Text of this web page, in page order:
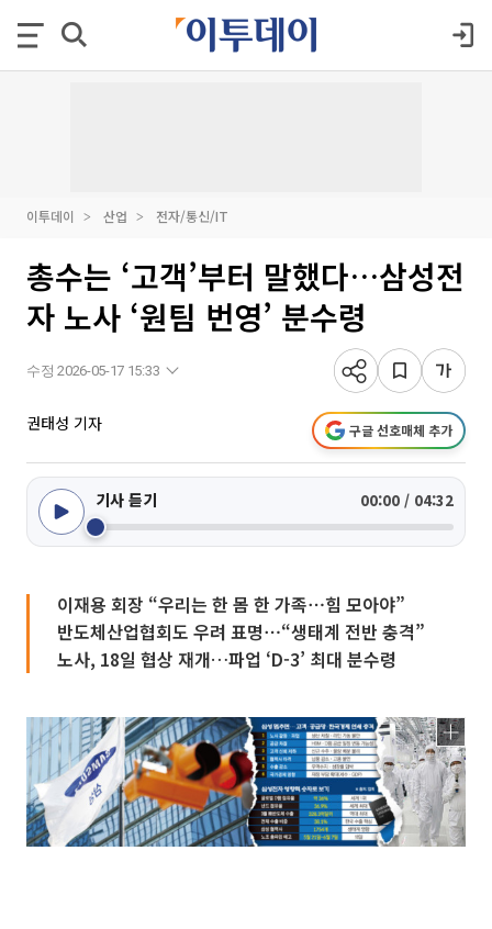
이투데이 산업 전자/통신/IT
총수는 ‘고객’부터 말했다…삼성전
자 노사 ‘원팀 번영’ 분수령
수정 2026-05-17 15:33
권태성 기자 구글 선호매체 추가
기사 듣기 00:00 / 04:32
이재용 회장 “우리는 한 몸 한 가족⋯힘 모아야”
반도체산업협회도 우려 표명⋯“생태계 전반 충격”
노사, 18일 협상 재개…파업 ‘D-3’ 최대 분수령